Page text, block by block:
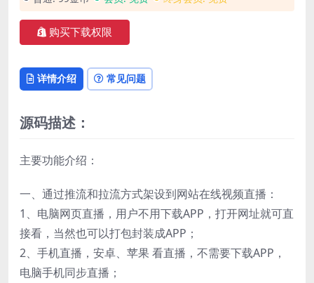
购买下载权限
详情介绍 常见问题
源码描述：
主要功能介绍：
一、通过推流和拉流方式架设到网站在线视频直播：
1、电脑网页直播，用户不用下载APP，打开网址就可直
接看，当然也可以打包封装成APP；
2、手机直播，安卓、苹果 看直播，不需要下载APP，
电脑手机同步直播；